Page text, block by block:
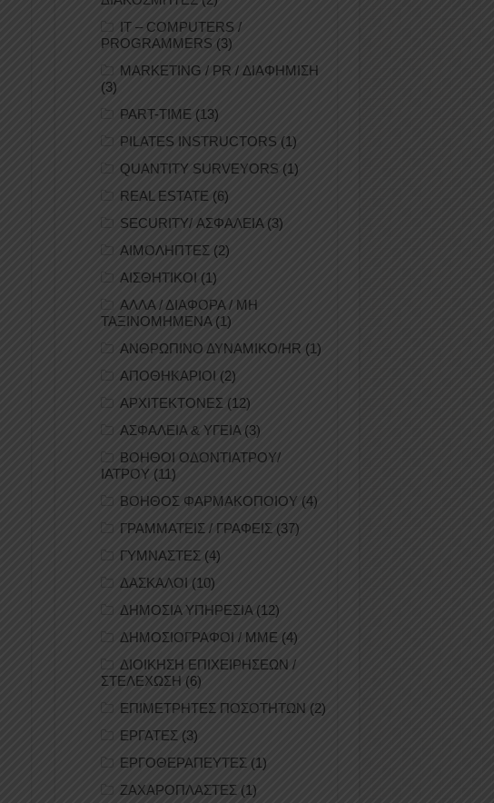
IT – COMPUTERS /
PROGRAMMERS (3)
MARKETING / PR / ΔΙΑΦΗΜΙΣΗ
(3)
PART-TIME (13)
PILATES INSTRUCTORS (1)
QUANTITY SURVEYORS (1)
REAL ESTATE (6)
SECURITY/ ΑΣΦΑΛΕΙΑ(3)
ΑΙΜΟΛΗΠΤΕΣ (2)
ΑΙΣΘΗΤΙΚΟΙ (1)
ΑΛΛΑ / ΔΙΑΦΟΡΑ / ΜΗ
ΤΑΞΙΝΟΜΗΜΕΝΑ(1)
ΑΝΘΡΩΠΙΝΟ ΔΥΝΑΜΙΚΟ/HR (1)
ΑΠΟΘΗΚΑΡΙΟΙ (2)
ΑΡΧΙΤΕΚΤΟΝΕΣ (12)
ΑΣΦΑΛΕΙΑ & ΥΓΕΙΑ (3)
ΒΟΗΘΟΙ ΟΔΟΝΤΙΑΤΡΟΥ/
ΙΑΤΡΟΥ(11)
ΒΟΗΘΟΣ ΦΑΡΜΑΚΟΠΟΙΟΥ (4)
ΓΡΑΜΜΑΤΕΙΣ / ΓΡΑΦΕΙΣ (37)
ΓΥΜΝΑΣΤΕΣ (4)
ΔΑΣΚΑΛΟΙ (10)
ΔΗΜΟΣΙΑ ΥΠΗΡΕΣΙΑ (12)
ΔΗΜΟΣΙΟΓΡΑΦΟΙ / ΜΜΕ (4)
ΔΙΟΙΚΗΣΗ ΕΠΙΧΕΙΡΗΣΕΩΝ /
ΣΤΕΛΕΧΩΣΗ (6)
ΕΠΙΜΕΤΡΗΤΕΣ ΠΟΣΟΤΗΤΩΝ (2)
ΕΡΓΑΤΕΣ (3)
ΕΡΓΟΘΕΡΑΠΕΥΤΕΣ (1)
ΖΑΧΑΡΟΠΛΑΣΤΕΣ (1)